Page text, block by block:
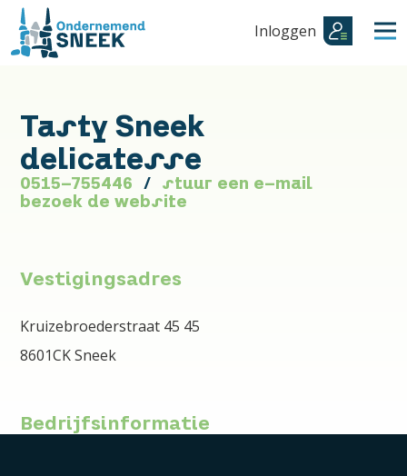
Inloggen
Tasty Sneek
delicatesse
0515-755446
stuur een e-mail
bezoek de website
Vestigingsadres
Kruizebroederstraat 45 45
8601CK Sneek
Bedrijfsinformatie